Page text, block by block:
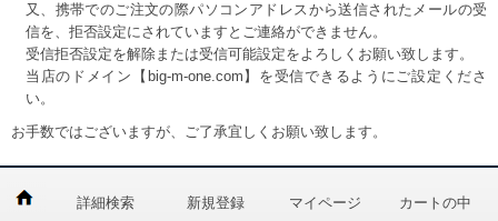
又、携帯でのご注文の際パソコンアドレスから送信されたメールの受
信を、拒否設定にされていますとご連絡ができません。
受信拒否設定を解除または受信可能設定をよろしくお願い致します。
当店のドメイン【big-m-one.com】を受信できるようにご設定くださ
い。
お手数ではございますが、ご了承宜しくお願い致します。
詳細検索 新規登録 マイページ カートの中